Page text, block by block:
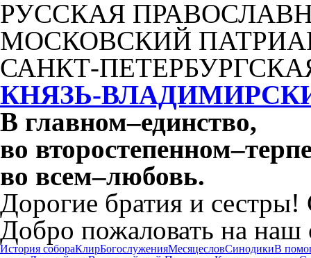
РУССКАЯ
МОСКОВСКИЙ
САНКТ-
КНЯЗЬ-
В главном–единство,
во второстепенном–
во всем–любовь.
Дорогие братия и
Добро пожаловать на наш
История собораКлирБогослуженияМесяцесловСинодикиВ